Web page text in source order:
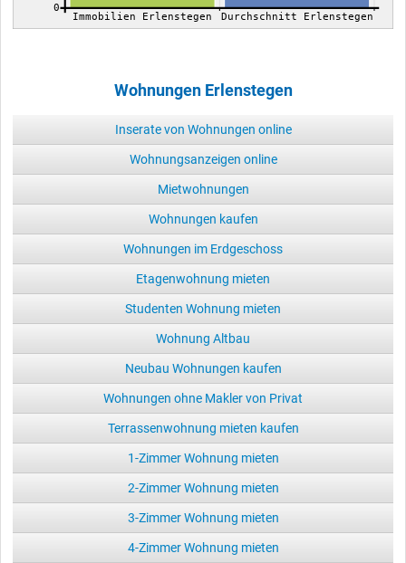
0
Immobilien Erlenstegen Durchschnitt Erlenstegen
Wohnungen Erlenstegen
Inserate von Wohnungen online
Wohnungsanzeigen online
Mietwohnungen
Wohnungen kaufen
Wohnungen im Erdgeschoss
Etagenwohnung mieten
Studenten Wohnung mieten
Wohnung Altbau
Neubau Wohnungen kaufen
Wohnungen ohne Makler von Privat
Terrassenwohnung mieten kaufen
1-Zimmer Wohnung mieten
2-Zimmer Wohnung mieten
3-Zimmer Wohnung mieten
4-Zimmer Wohnung mieten